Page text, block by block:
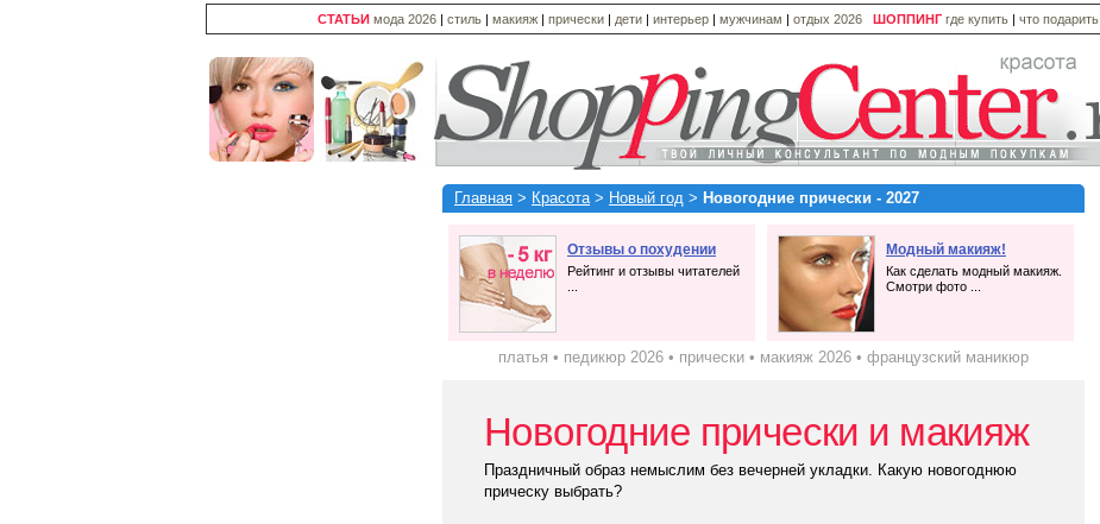
СТАТЬИ мода 2026 | стиль | макияж | прически | дети | интерьер | мужчинам | отдых 2026 ШОППИНГ где купить | что подарить
Главная > Красота> Новый год > Новогодние прически - 2027
Отзывы о похудении
Рейтинг и отзывы читателей
Модный макияж!
Как сделать модный макияж.
Смотри фото ...
платья • педикюр 2026 • прически • макияж 2026 • французский маникюр
Новогодние прически и макияж
Праздничный образ немыслим без вечерней укладки. Какую новогоднюю
прическу выбрать?